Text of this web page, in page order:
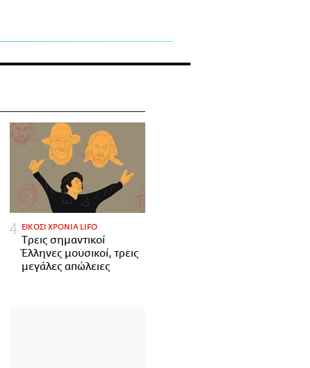
ΕΙΚΟΣΙ ΧΡΟΝΙΑ LIFO
Tρεις σημαντικοί
Έλληνες μουσικοί, τρεις
μεγάλες απώλειες